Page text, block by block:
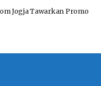
Jogja Tawarkan Promo